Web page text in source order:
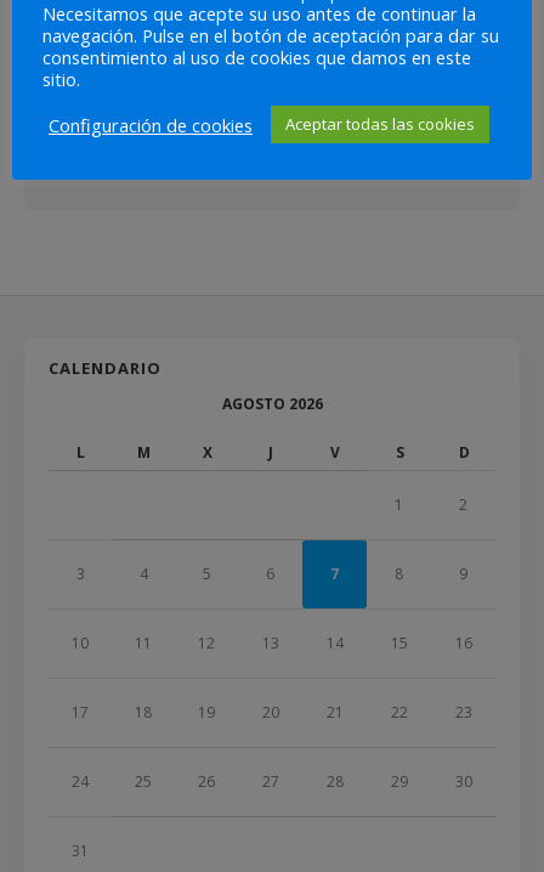
DEJA UNA RESPUESTA
Lo siento, debes estarconectadopara publicar un
CALENDARIO
AGOSTO 2026
L M X J V S D
1 2
3 4 5 6 7 8 9
10 11 12 13 14 15 16
17 18 19 20 21 22 23
24 25 26 27 28 29 30
31
Necesitamos que acepte su uso antes de continuar la
navegación. Pulse en el botón de aceptación para dar su
consentimiento al uso de cookies que damos en este
sitio.
Configuración de cookies
Aceptar todas las cookies